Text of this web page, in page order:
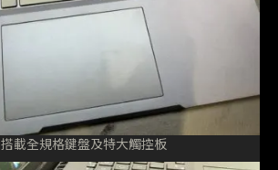
搭載全規格鍵盤及特大觸控板